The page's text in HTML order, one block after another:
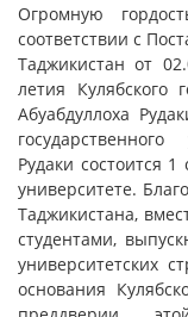
Огромную
соответствии с
Таджикистан от
летия Кулябского
Абуабдуллоха
Рудаки состоится
университете.
Таджикистана,
студентами,
университетских
основания